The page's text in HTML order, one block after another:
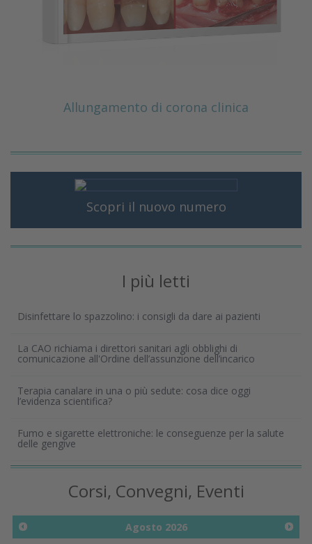
Allungamento di corona clinica
Scopri il nuovo numero
I più letti
Disinfettare lo spazzolino: i consigli da dare ai pazienti
La CAO richiama i direttori sanitari agli obblighi di
comunicazione all'Ordine dell’assunzione dell’incarico
Terapia canalare in una o più sedute: cosa dice oggi
l’evidenza scientifica?
Fumo e sigarette elettroniche: le conseguenze per la salute
delle gengive
Corsi, Convegni, Eventi
Agosto 2026